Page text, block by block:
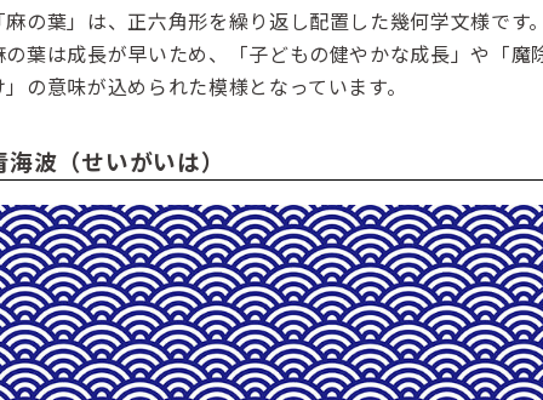
麻の葉」は、正六角形を繰り返し配置した幾何学文様です
の葉は成長が早いため、「子どもの健やかな成長」や「魔
」の意味が込められた模様となっています。
海波（せいがいは）